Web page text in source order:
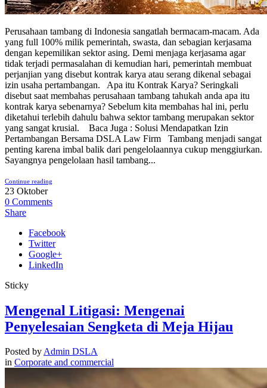
Perusahaan tambang di Indonesia sangatlah bermacam-macam. Ada
yang full 100% milik pemerintah, swasta, dan sebagian kerjasama
dengan kepemilikan sektor asing. Demi menjaga kerjasama agar
tidak terjadi permasalahan di kemudian hari, pemerintah membuat
perjanjian yang disebut kontrak karya atau serang dikenal sebagai
izin usaha pertambangan. Apa itu Kontrak Karya? Seringkali
disebut saat membahas perusahaan tambang tahukah anda apa itu
kontrak karya sebenarnya? Sebelum kita membahas hal ini, perlu
diketahui terlebih dahulu bahwa sektor tambang merupakan sektor
yang sangat krusial. Baca Juga : Solusi Mendapatkan Izin
Pertambangan Bersama DSLA Law Firm Tambang menjadi sangat
penting karena imbal balik dari pengelolaannya cukup menggiurkan.
Sayangnya pengelolaan hasil tambang...
Continue reading
23 Oktober
0 Comments
Share
Facebook
Twitter
Google+
LinkedIn
Sticky
Mengenal Litigasi: Mengenai
Penyelesaian Sengketa di Meja Hijau
Posted byAdmin DSLA
in Corporate and commercial